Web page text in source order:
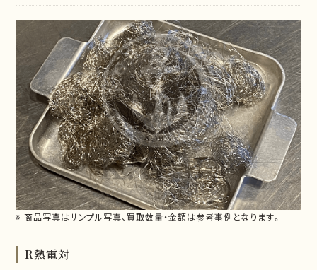
※ 商品写真はサンプル写真、買取数量・金額は参考事例となります。
R熱電対